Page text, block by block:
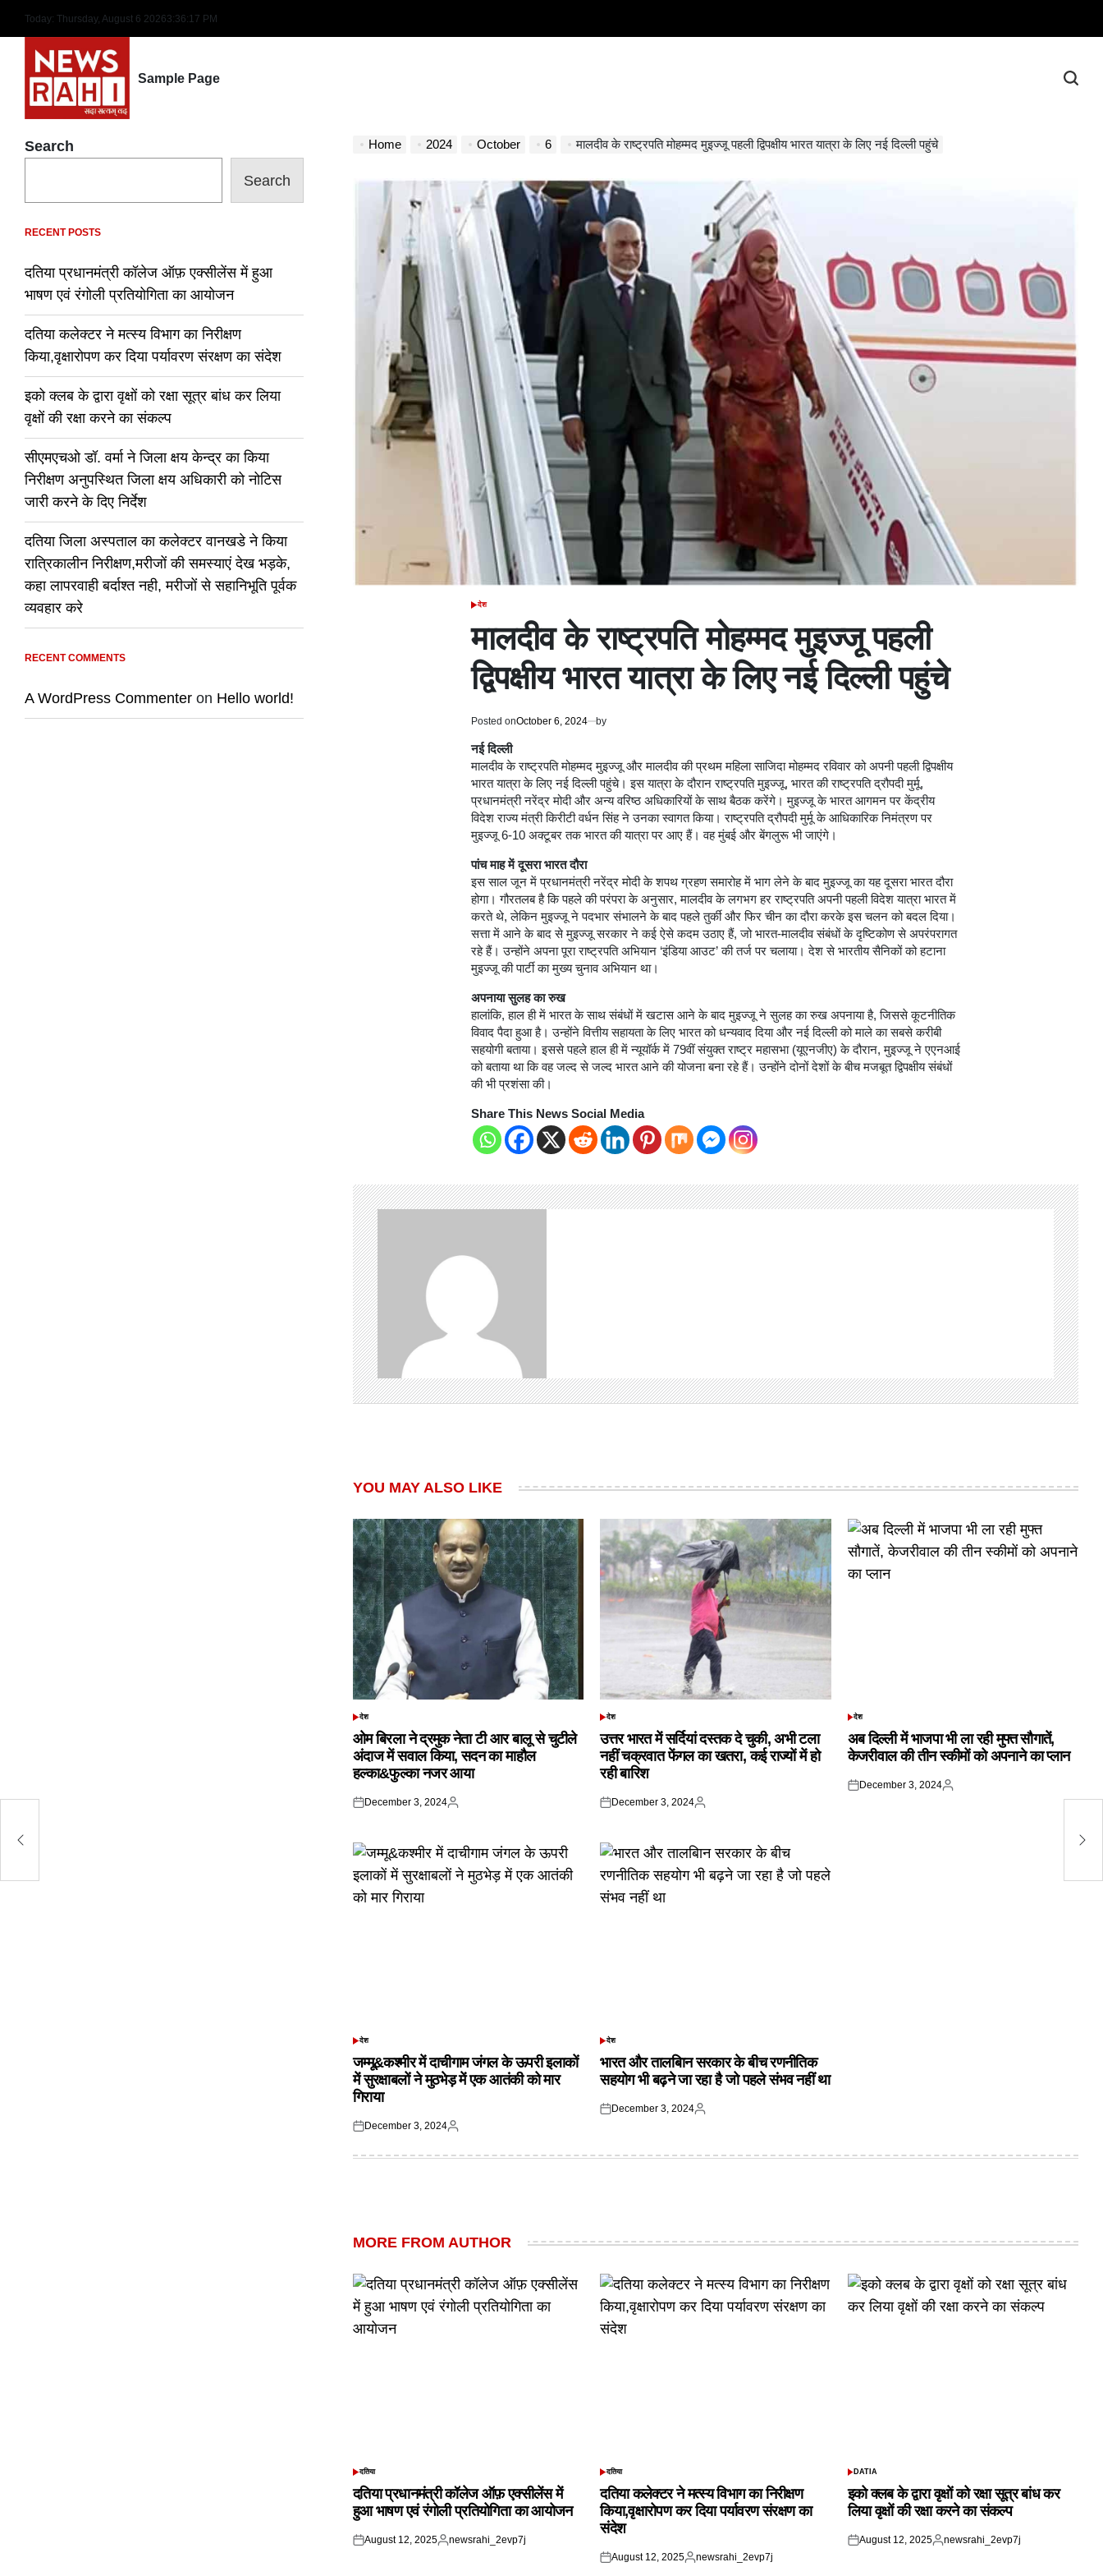
content
Today: Thursday, August 6 20263:36:18 PM
Sample Page
Home 2024 October 6 मालदीव के राष्ट्रपति मोहम्मद मुइज्जू पहली द्विपक्षीय भारत यात्रा के लिए नई दिल्ली पहुंचे
POSTED
देश
मालदीव के राष्ट्रपति मोहम्मद मुइज्जू पहली
द्विपक्षीय भारत यात्रा के लिए नई दिल्ली पहुंचे
Posted onOctober 6, 2024 by
नई दिल्ली
मालदीव के राष्ट्रपति मोहम्मद मुइज्जू और मालदीव की प्रथम महिला साजिदा मोहम्मद रविवार को अपनी पहली द्विपक्षीय
भारत यात्रा के लिए नई दिल्ली पहुंचे। इस यात्रा के दौरान राष्ट्रपति मुइज्जू, भारत की राष्ट्रपति द्रौपदी मुर्मू,
प्रधानमंत्री नरेंद्र मोदी और अन्य वरिष्ठ अधिकारियों के साथ बैठक करेंगे। मुइज्जू के भारत आगमन पर केंद्रीय
विदेश राज्य मंत्री किरीटी वर्धन सिंह ने उनका स्वागत किया। राष्ट्रपति द्रौपदी मुर्मू के आधिकारिक निमंत्रण पर
मुइज्जू 6-10 अक्टूबर तक भारत की यात्रा पर आए हैं। वह मुंबई और बेंगलुरू भी जाएंगे।
पांच माह में दूसरा भारत दौरा
इस साल जून में प्रधानमंत्री नरेंद्र मोदी के शपथ ग्रहण समारोह में भाग लेने के बाद मुइज्जू का यह दूसरा भारत दौरा
होगा। गौरतलब है कि पहले की परंपरा के अनुसार, मालदीव के लगभग हर राष्ट्रपति अपनी पहली विदेश यात्रा भारत में
करते थे, लेकिन मुइज्जू ने पदभार संभालने के बाद पहले तुर्की और फिर चीन का दौरा करके इस चलन को बदल दिया।
सत्ता में आने के बाद से मुइज्जू सरकार ने कई ऐसे कदम उठाए हैं, जो भारत-मालदीव संबंधों के दृष्टिकोण से अपरंपरागत
रहे हैं। उन्होंने अपना पूरा राष्ट्रपति अभियान ‘इंडिया आउट’ की तर्ज पर चलाया। देश से भारतीय सैनिकों को हटाना
मुइज्जू की पार्टी का मुख्य चुनाव अभियान था।
अपनाया सुलह का रुख
हालांकि, हाल ही में भारत के साथ संबंधों में खटास आने के बाद मुइज्जू ने सुलह का रुख अपनाया है, जिससे कूटनीतिक
विवाद पैदा हुआ है। उन्होंने वित्तीय सहायता के लिए भारत को धन्यवाद दिया और नई दिल्ली को माले का सबसे करीबी
सहयोगी बताया। इससे पहले हाल ही में न्यूयॉर्क में 79वीं संयुक्त राष्ट्र महासभा (यूएनजीए) के दौरान, मुइज्जू ने एएनआई
को बताया था कि वह जल्द से जल्द भारत आने की योजना बना रहे हैं। उन्होंने दोनों देशों के बीच मजबूत द्विपक्षीय संबंधों
की भी प्रशंसा की।
Share This News Social Media
YOU MAY ALSO LIKE
POSTED
देश
ओम बिरला ने द्रमुक नेता टी आर बालू से चुटीले
अंदाज में सवाल किया, सदन का माहौल
हल्का&फुल्का नजर आया
Posted
December 3, 2024
Posted
POSTED
देश
उत्तर भारत में सर्दियां दस्तक दे चुकी, अभी टला
नहीं चक्रवात फेंगल का खतरा, कई राज्यों में हो
रही बारिश
Posted
December 3, 2024
Posted
POSTED
देश
अब दिल्ली में भाजपा भी ला रही मुफ्त सौगातें,
केजरीवाल की तीन स्कीमों को अपनाने का प्लान
Posted
December 3, 2024
Posted
POSTED
देश
जम्मू&कश्मीर में दाचीगाम जंगल के ऊपरी इलाकों
में सुरक्षाबलों ने मुठभेड़ में एक आतंकी को मार
गिराया
Posted
December 3, 2024
Posted
POSTED
देश
भारत और तालबिान सरकार के बीच रणनीतिक
सहयोग भी बढ़ने जा रहा है जो पहले संभव नहीं था
Posted
December 3, 2024
Posted
MORE FROM AUTHOR
POSTED
दतिया
दतिया प्रधानमंत्री कॉलेज ऑफ़ एक्सीलेंस में
हुआ भाषण एवं रंगोली प्रतियोगिता का आयोजन
Posted
August 12, 2025
Posted
newsrahi_2evp7j
POSTED
दतिया
दतिया कलेक्टर ने मत्स्य विभाग का निरीक्षण
किया,वृक्षारोपण कर दिया पर्यावरण संरक्षण का
संदेश
Posted
August 12, 2025
Posted
newsrahi_2evp7j
POSTED
DATIA
इको क्लब के द्वारा वृक्षों को रक्षा सूत्र बांध कर
लिया वृक्षों की रक्षा करने का संकल्प
Posted
August 12, 2025
Posted
newsrahi_2evp7j
Search
Search
RECENT POSTS
दतिया प्रधानमंत्री कॉलेज ऑफ़ एक्सीलेंस में हुआ
भाषण एवं रंगोली प्रतियोगिता का आयोजन
दतिया कलेक्टर ने मत्स्य विभाग का निरीक्षण
किया,वृक्षारोपण कर दिया पर्यावरण संरक्षण का संदेश
इको क्लब के द्वारा वृक्षों को रक्षा सूत्र बांध कर लिया
वृक्षों की रक्षा करने का संकल्प
सीएमएचओ डॉ. वर्मा ने जिला क्षय केन्द्र का किया
निरीक्षण अनुपस्थित जिला क्षय अधिकारी को नोटिस
जारी करने के दिए निर्देश
दतिया जिला अस्पताल का कलेक्टर वानखडे ने किया
रात्रिकालीन निरीक्षण,मरीजों की समस्याएं देख भड़के,
कहा लापरवाही बर्दाश्त नही, मरीजों से सहानिभूति पूर्वक
व्यवहार करे
RECENT COMMENTS
A WordPress Commenter on Hello world!